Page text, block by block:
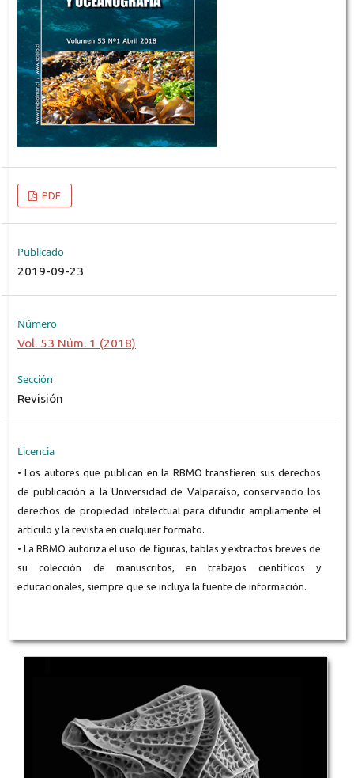
PDF
Publicado
2019-09-23
Número
Vol. 53 Núm. 1 (2018)
Sección
Revisión
Licencia
• Los autores que publican en la RBMO transfieren sus derechos
de publicación a la Universidad de Valparaíso, conservando los
derechos de propiedad intelectual para difundir ampliamente el
artículo y la revista en cualquier formato.
• La RBMO autoriza el uso de figuras, tablas y extractos breves de
su colección de manuscritos, en trabajos científicos y
educacionales, siempre que se incluya la fuente de información.